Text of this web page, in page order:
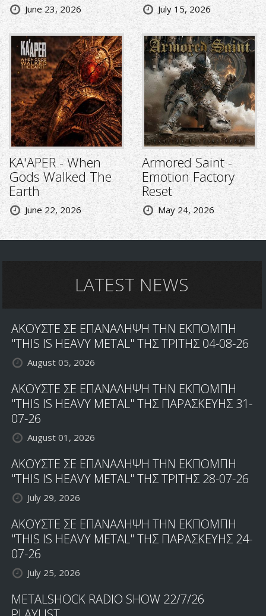
June 23, 2026 July 15, 2026
KA'APER - When
Gods Walked The
Earth
June 22, 2026
Armored Saint -
Emotion Factory
Reset
May 24, 2026
LATEST NEWS
ΑΚΟΥΣΤΕ ΣΕ ΕΠΑΝΑΛΗΨΗ ΤΗΝ ΕΚΠΟΜΠΗ
"THIS IS HEAVY METAL" ΤΗΣ ΤΡΙΤΗΣ 04-08-26
August 05, 2026
ΑΚΟΥΣΤΕ ΣΕ ΕΠΑΝΑΛΗΨΗ ΤΗΝ ΕΚΠΟΜΠΗ
"THIS IS HEAVY METAL" ΤΗΣ ΠΑΡΑΣΚΕΥΗΣ 31-
07-26
August 01, 2026
ΑΚΟΥΣΤΕ ΣΕ ΕΠΑΝΑΛΗΨΗ ΤΗΝ ΕΚΠΟΜΠΗ
"THIS IS HEAVY METAL" ΤΗΣ ΤΡΙΤΗΣ 28-07-26
July 29, 2026
ΑΚΟΥΣΤΕ ΣΕ ΕΠΑΝΑΛΗΨΗ ΤΗΝ ΕΚΠΟΜΠΗ
"THIS IS HEAVY METAL" ΤΗΣ ΠΑΡΑΣΚΕΥΗΣ 24-
07-26
July 25, 2026
METALSHOCK RADIO SHOW 22/7/26